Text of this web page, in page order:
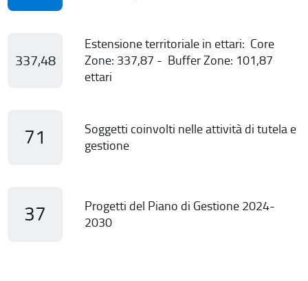
337,48
Estensione territoriale in ettari: Core
Zone: 337,87 - Buffer Zone: 101,87
ettari
71
Soggetti coinvolti nelle attività di tutela e
gestione
37
Progetti del Piano di Gestione 2024-
2030